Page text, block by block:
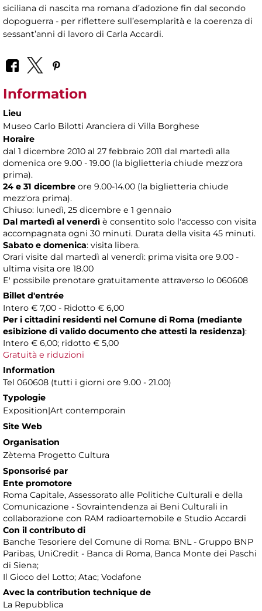
siciliana di nascita ma romana d’adozione fin dal secondo
dopoguerra - per riflettere sull’esemplarità e la coerenza di
sessant’anni di lavoro di Carla Accardi.
Information
Lieu
Museo Carlo Bilotti Aranciera di Villa Borghese
Horaire
dal 1 dicembre 2010 al 27 febbraio 2011 dal martedì alla
domenica ore 9.00 - 19.00 (la biglietteria chiude mezz'ora
prima).
24 e 31 dicembre ore 9.00-14.00 (la biglietteria chiude
mezz'ora prima).
Chiuso: lunedì, 25 dicembre e 1 gennaio
Dal martedì al venerdì è consentito solo l'accesso con visita
accompagnata ogni 30 minuti. Durata della visita 45 minuti.
Sabato e domenica: visita libera.
Orari visite dal martedì al venerdì: prima visita ore 9.00 -
ultima visita ore 18.00
E' possibile prenotare gratuitamente attraverso lo 060608
Billet d'entrée
Intero € 7,00 - Ridotto € 6,00
Per i cittadini residenti nel Comune di Roma (mediante
esibizione di valido documento che attesti la residenza):
Intero € 6,00; ridotto € 5,00
Gratuità e riduzioni
Information
Tel 060608 (tutti i giorni ore 9.00 - 21.00)
Typologie
Exposition|Art contemporain
Site Web
Organisation
Zètema Progetto Cultura
Sponsorisé par
Ente promotore
Roma Capitale, Assessorato alle Politiche Culturali e della
Comunicazione - Sovraintendenza ai Beni Culturali in
collaborazione con RAM radioartemobile e Studio Accardi
Con il contributo di
Banche Tesoriere del Comune di Roma: BNL - Gruppo BNP
Paribas, UniCredit - Banca di Roma, Banca Monte dei Paschi
di Siena;
Il Gioco del Lotto; Atac; Vodafone
Avec la contribution technique de
La Repubblica